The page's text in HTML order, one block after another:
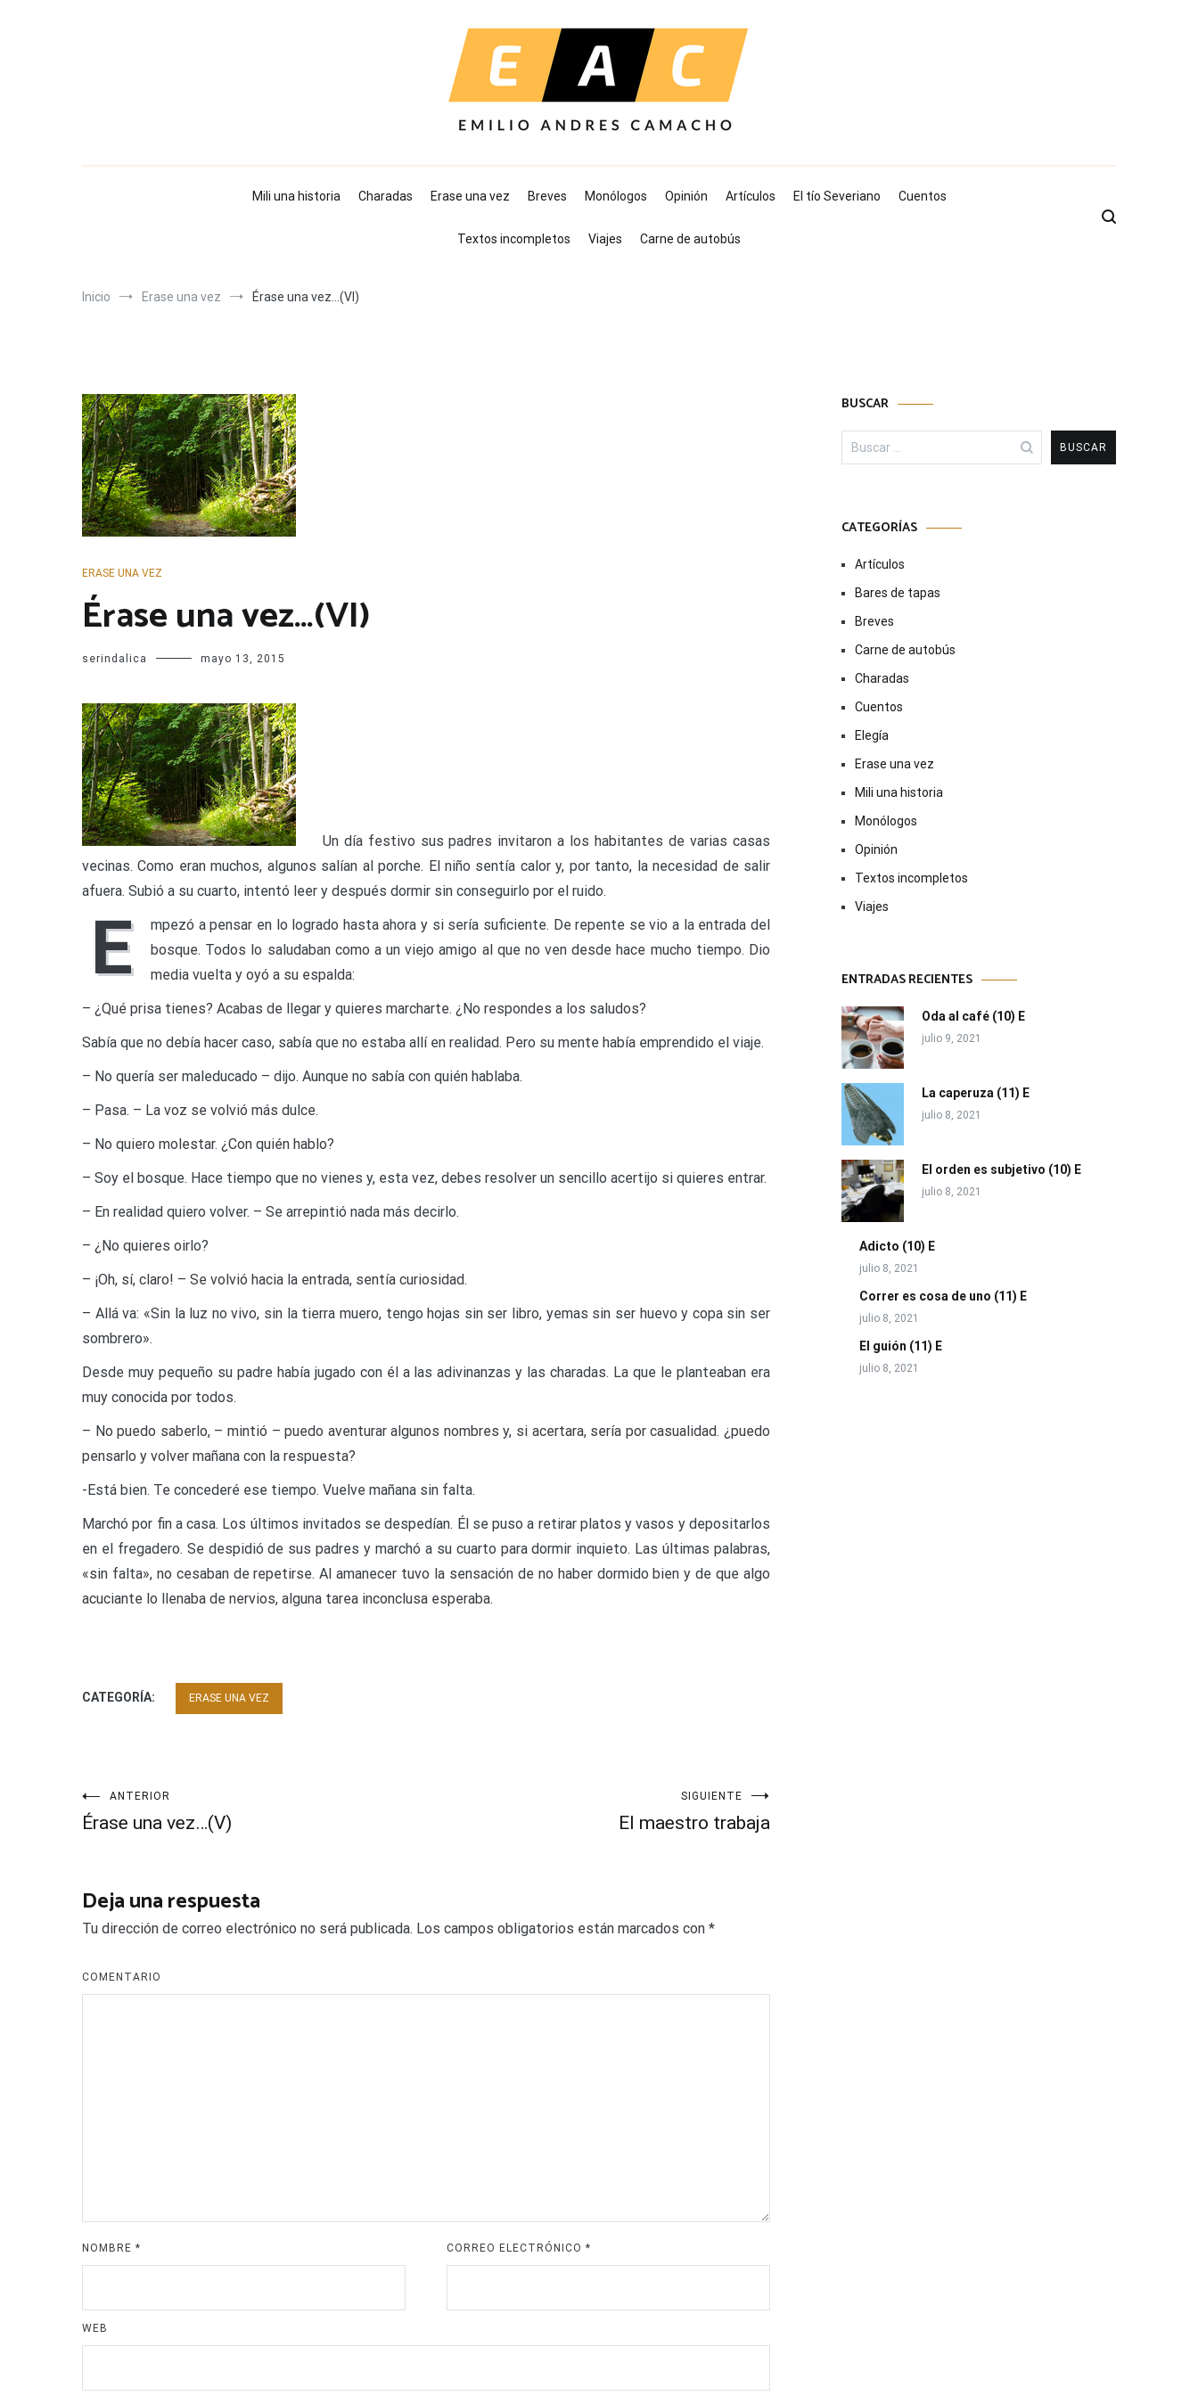
Mili una historia Charadas Erase una vez Breves Monólogos Opinión Artículos El tío Severiano Cuentos
Textos incompletos Viajes Carne de autobús
Inicio Erase una vez Érase una vez…(VI)
ERASE UNA VEZ
Érase una vez…(VI)
serindalica mayo 13, 2015
Un día festivo sus padres invitaron a los habitantes de varias casas
vecinas. Como eran muchos, algunos salían al porche. El niño sentía calor y, por tanto, la necesidad de salir
afuera. Subió a su cuarto, intentó leer y después dormir sin conseguirlo por el ruido.
E
mpezó a pensar en lo logrado hasta ahora y si sería suficiente. De repente se vio a la entrada del
bosque. Todos lo saludaban como a un viejo amigo al que no ven desde hace mucho tiempo. Dio
media vuelta y oyó a su espalda:
– ¿Qué prisa tienes? Acabas de llegar y quieres marcharte. ¿No respondes a los saludos?
Sabía que no debía hacer caso, sabía que no estaba allí en realidad. Pero su mente había emprendido el viaje.
– No quería ser maleducado – dijo. Aunque no sabía con quién hablaba.
– Pasa. – La voz se volvió más dulce.
– No quiero molestar. ¿Con quién hablo?
– Soy el bosque. Hace tiempo que no vienes y, esta vez, debes resolver un sencillo acertijo si quieres entrar.
– En realidad quiero volver. – Se arrepintió nada más decirlo.
– ¿No quieres oirlo?
– ¡Oh, sí, claro! – Se volvió hacia la entrada, sentía curiosidad.
– Allá va: «Sin la luz no vivo, sin la tierra muero, tengo hojas sin ser libro, yemas sin ser huevo y copa sin ser
sombrero».
Desde muy pequeño su padre había jugado con él a las adivinanzas y las charadas. La que le planteaban era
muy conocida por todos.
– No puedo saberlo, – mintió – puedo aventurar algunos nombres y, si acertara, sería por casualidad. ¿puedo
pensarlo y volver mañana con la respuesta?
-Está bien. Te concederé ese tiempo. Vuelve mañana sin falta.
Marchó por fin a casa. Los últimos invitados se despedían. Él se puso a retirar platos y vasos y depositarlos
en el fregadero. Se despidió de sus padres y marchó a su cuarto para dormir inquieto. Las últimas palabras,
«sin falta», no cesaban de repetirse. Al amanecer tuvo la sensación de no haber dormido bien y de que algo
acuciante lo llenaba de nervios, alguna tarea inconclusa esperaba.
CATEGORÍA: ERASE UNA VEZ
Navegación
entradas
ANTERIOR
Érase una vez…(V)
SIGUIENTE
El maestro trabaja
Deja una respuesta
Tu dirección de correo electrónico no será publicada. Los campos obligatorios están marcados con *
COMENTARIO
NOMBRE * CORREO ELECTRÓNICO*
WEB
BUSCAR
Buscar:
CATEGORÍAS
Artículos
Bares de tapas
Breves
Carne de autobús
Charadas
Cuentos
Elegía
Erase una vez
Mili una historia
Monólogos
Opinión
Textos incompletos
Viajes
ENTRADAS RECIENTES
Oda al café (10) E
julio 9, 2021
La caperuza (11) E
julio 8, 2021
El orden es subjetivo (10) E
julio 8, 2021
Adicto (10) E
julio 8, 2021
Correr es cosa de uno (11) E
julio 8, 2021
El guión (11) E
julio 8, 2021